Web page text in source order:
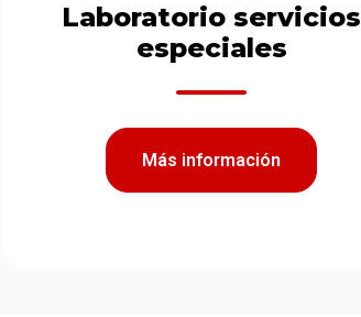
Laboratorio servicios
especiales
Más información